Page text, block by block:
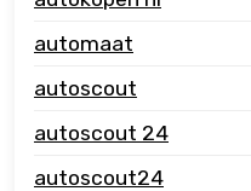
automaat
autoscout
autoscout 24
autoscout24